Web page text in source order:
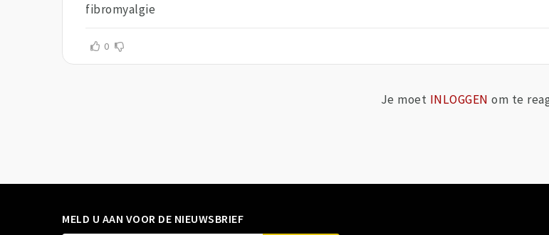
fibromyalgie
0
Je moet INLOGGEN om te
MELD U AAN VOOR DE NIEUWSBRIEF